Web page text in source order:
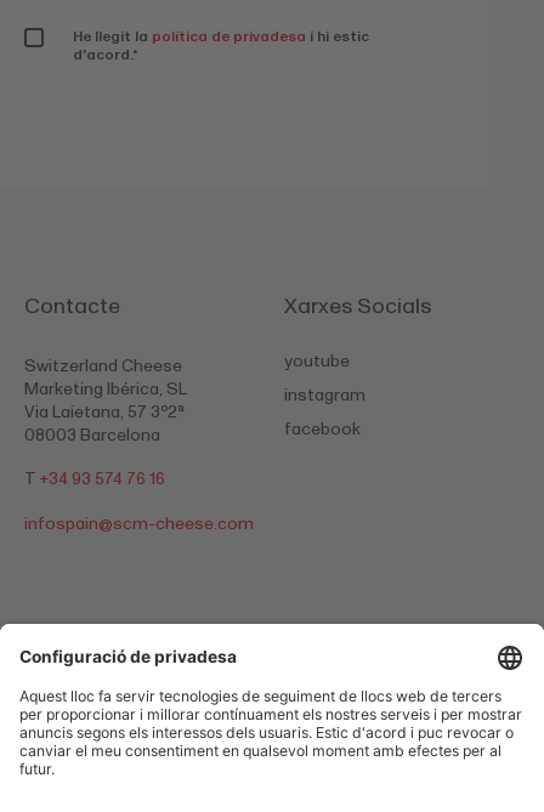
He llegit la política de privadesa i hi estic
d'acord.*
Contacte
Switzerland Cheese
Marketing Ibérica, SL
Via Laietana, 57 3º2ª
08003 Barcelona
T +34 93 574 76 16
infospain@scm-cheese.com
Xarxes Socials
youtube
instagram
facebook